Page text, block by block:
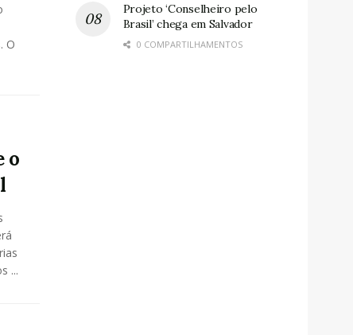
O
o
...
Projeto ‘Conselheiro pelo
Brasil’ chega em Salvador
0 COMPARTILHAMENTOS